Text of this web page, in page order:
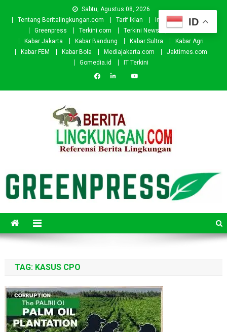
Sabtu, Agustus 08, 2026
Tentang Beritalingkungan.com
Tarif Iklan Investor
Donasi
Greenpress
Terkini.com Terkini News
Kabar.id
Kabar Jakarta
Kabar Bandung Kabar Sultra
Kabar Agri
Kabar FEM
Kabar Bola Mediajakarta.com
Jaktimes.com
Gomedia.id
IT Terkini
TAG: KASUS CPO
ID